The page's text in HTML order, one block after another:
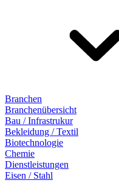
Branchen
Branchenübersicht
Bau / Infrastrukur
Bekleidung / Textil
Biotechnologie
Chemie
Dienstleistungen
Eisen / Stahl